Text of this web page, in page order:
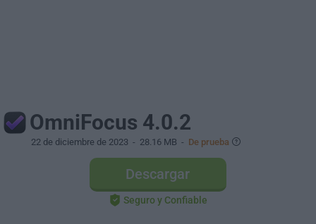
OmniFocus 4.0.2
22 de diciembre de 2023 - 28.16 MB - De prueba
Descargar
Seguro y Confiable